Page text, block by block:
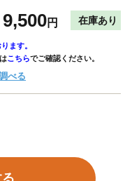
9,500円 在庫あり
ます。
こちらでご確認ください。
べる